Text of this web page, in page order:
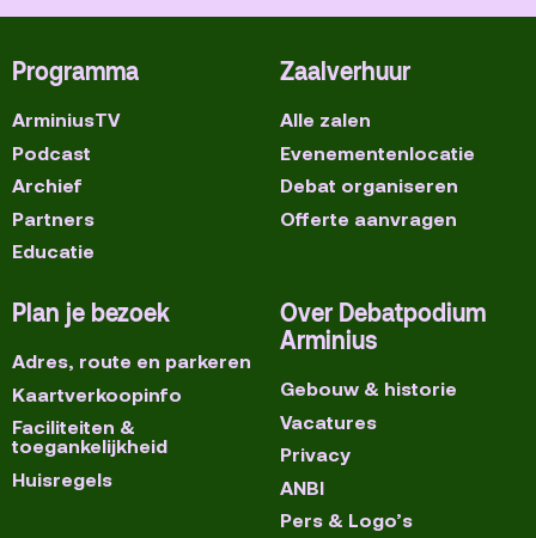
Programma
ArminiusTV
Podcast
Archief
Partners
Educatie
Zaalverhuur
Alle zalen
Evenementenlocatie
Debat organiseren
Offerte aanvragen
Plan je bezoek
Adres, route en parkeren
Kaartverkoopinfo
Faciliteiten &
toegankelijkheid
Huisregels
Over Debatpodium
Arminius
Gebouw & historie
Vacatures
Privacy
ANBI
Pers & Logo’s